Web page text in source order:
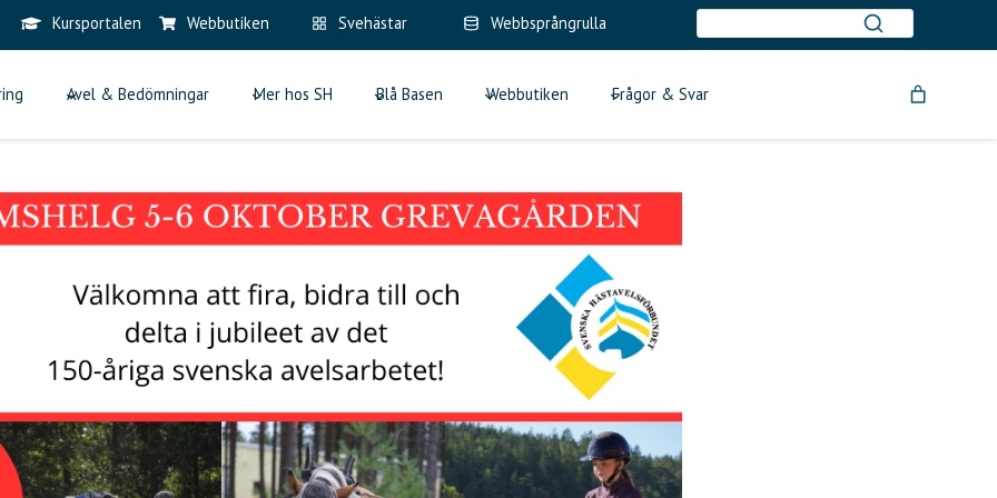
Kursportalen Webbutiken Svehästar Webbsprångrulla
Avel & Bedömningar Mer hos SH Blå Basen Webbutiken Frågor & Svar